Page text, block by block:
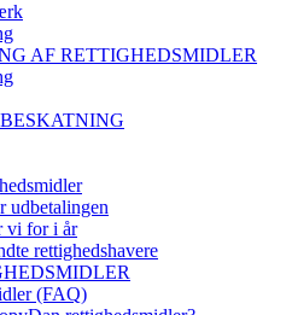
AF RETTIGHEDSMIDLER
udbetalingen
vi for i år
rettighedshavere
(FAQ)